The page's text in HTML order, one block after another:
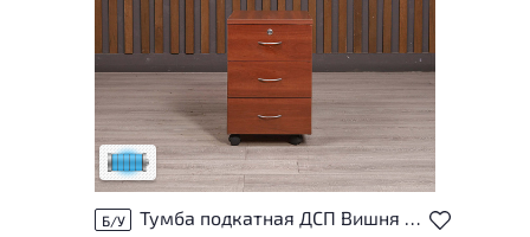
Состояние товара приближено к новому,
могут присутствовать незначительные
следы эксплуатации
Низкая степень износа
Б/У Тумба подкатная ДСП Вишня Россия